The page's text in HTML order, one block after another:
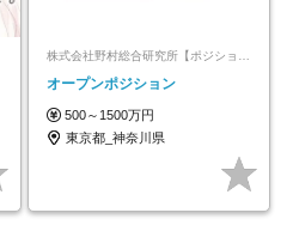
オープンポジション
500～1500万円
東京都_神奈川県